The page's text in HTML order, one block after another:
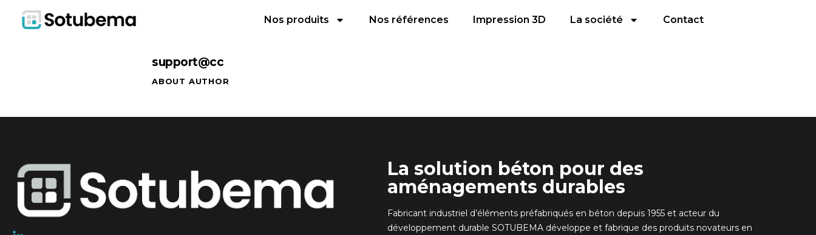
Nos produits Nos références Impression 3D La société Contact
support@cc
ABOUT AUTHOR
La solution béton pour des
aménagements durables
Fabricant industriel d’éléments préfabriqués en béton depuis 1955 et acteur du
développement durable SOTUBEMA développe et fabrique des produits novateurs en